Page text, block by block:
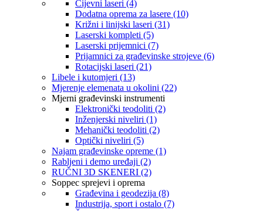
Cijevni laseri (4)
Dodatna oprema za lasere (10)
Križni i linijski laseri (31)
Laserski kompleti (5)
Laserski prijemnici (7)
Prijamnici za građevinske strojeve (6)
Rotacijski laseri (21)
Libele i kutomjeri (13)
Mjerenje elemenata u okolini (22)
Mjerni građevinski instrumenti
Elektronički teodoliti (2)
Inženjerski niveliri (1)
Mehanički teodoliti (2)
Optički niveliri (5)
Najam građevinske opreme (1)
Rabljeni i demo uređaji (2)
RUČNI 3D SKENERI (2)
Soppec sprejevi i oprema
Građevina i geodezija (8)
Industrija, sport i ostalo (7)